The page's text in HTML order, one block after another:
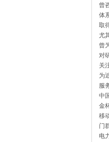
曾
体
取
尤
曾
对
关
为
服
中
金
移
门
电